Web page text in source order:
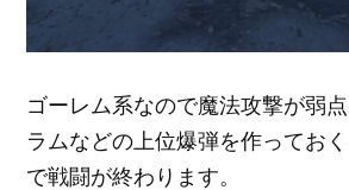
ゴーレム系なので魔法攻撃が弱
ラムなどの上位爆弾を作ってお
で戦闘が終わります。